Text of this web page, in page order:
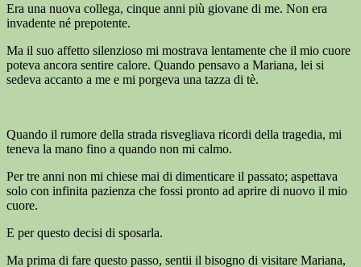
Era una nuova collega, cinque anni più giovane di me. Non era
invadente né prepotente.
Ma il suo affetto silenzioso mi mostrava lentamente che il mio cuore
poteva ancora sentire calore. Quando pensavo a Mariana, lei si
sedeva accanto a me e mi porgeva una tazza di tè.
Quando il rumore della strada risvegliava ricordi della tragedia, mi
teneva la mano fino a quando non mi calmo.
Per tre anni non mi chiese mai di dimenticare il passato; aspettava
solo con infinita pazienza che fossi pronto ad aprire di nuovo il mio
cuore.
E per questo decisi di sposarla.
Ma prima di fare questo passo, sentii il bisogno di visitare Mariana,